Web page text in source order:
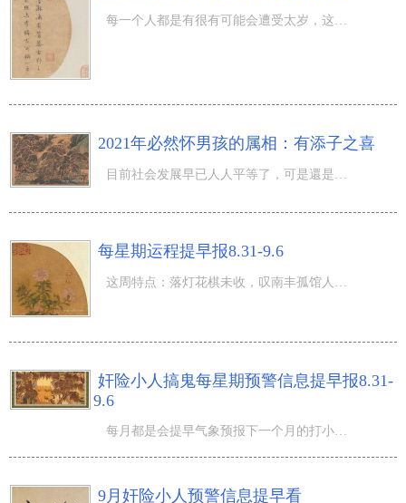
每一个人都是有很有可能会遭受太岁，这类状况下就看着你如何去解决跟解决了。有些人很不在意，她们感觉自身
2021年必然怀男孩的属相：有添子之喜
目前社会发展早已人人平等了，可是還是有一些人更趋向于要男孩子，假如子女都是有那么就更极致了。2020年早
每星期运程提早报8.31-9.6
奸险小人搞鬼每星期预警信息提早报8.31-
9.6
每月都是会提早气象预报下一个月的打小人预警信息状况；每星期的 十二生肖 犯小人状况也开展预警信息，便于
9月奸险小人预警信息提早看